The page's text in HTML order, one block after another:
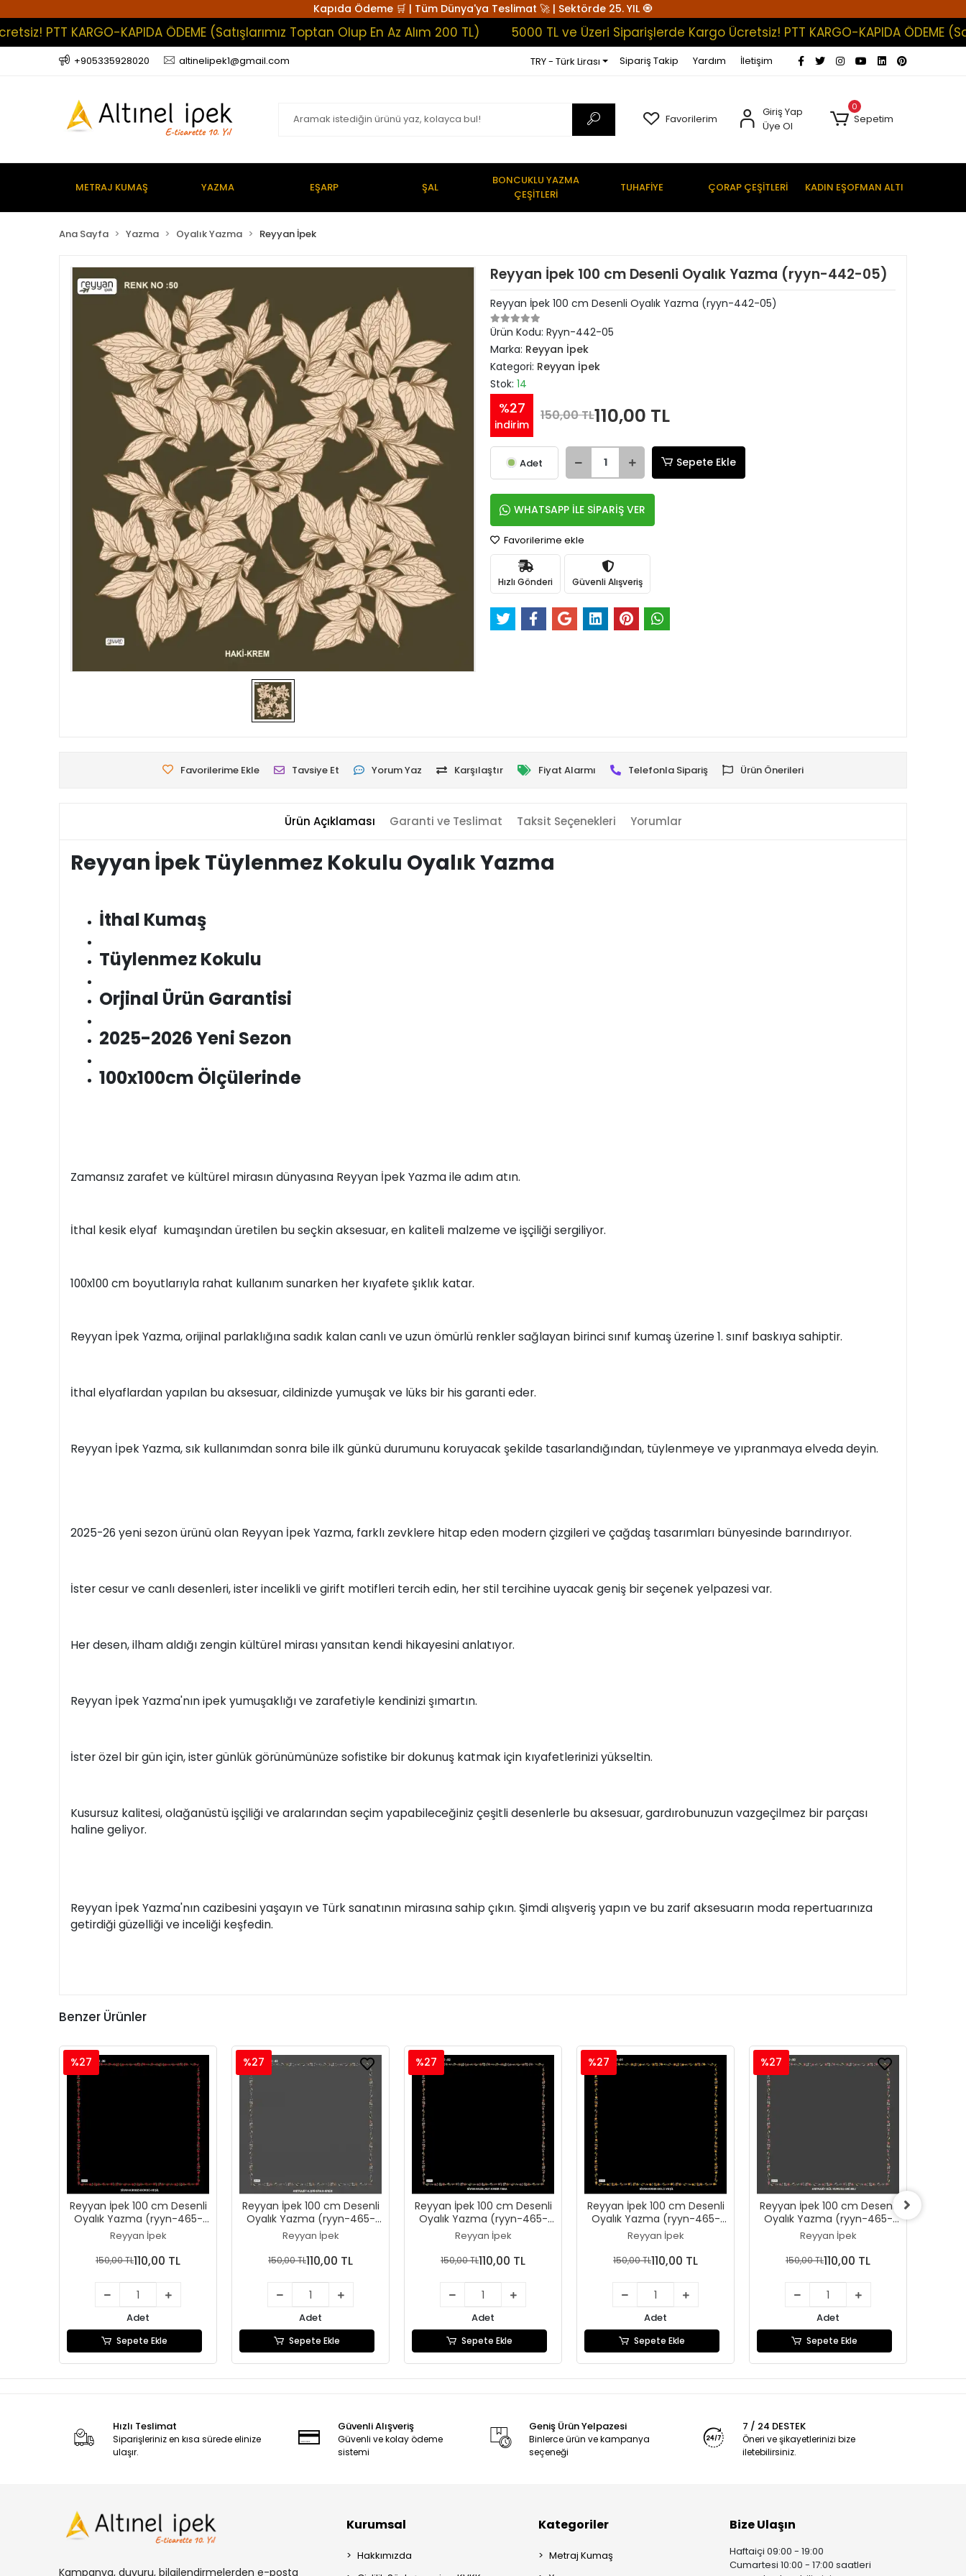
Kapıda Ödeme 🛒 | Tüm Dünya'ya Teslimat 🚀 | Sektörde 25. YIL 🧿
KARGO-KAPIDA ÖDEME (Satışlarımız Toptan Olup En Az Alım 200 TL) 5000 TL ve Üzeri Siparişlerde Kargo Ücretsiz! PTT KARGO-KAPIDA ÖDEME
+905335928020 altinelipek1@gmail.com TRY - Türk Lirası Sipariş Takip Yardım İletişim
Favorilerim
Giriş Yap
Üye Ol
0
Sepetim
METRAJ KUMAŞ YAZMA EŞARP ŞAL
BONCUKLU YAZMA
ÇEŞİTLERİ
TUHAFİYE ÇORAP ÇEŞİTLERİ KADIN EŞOFMAN ALTI
Ana Sayfa Yazma Oyalık Yazma Reyyan İpek
Reyyan İpek 100 cm Desenli Oyalık Yazma (ryyn-442-05)
Reyyan İpek 100 cm Desenli Oyalık Yazma (ryyn-442-05)
Ürün Kodu: Ryyn-442-05
Marka: Reyyan İpek
Kategori: Reyyan İpek
Stok: 14
%27
indirim
150,00 TL110,00 TL
Adet Sepete Ekle
WHATSAPP İLE SİPARİŞ VER
Favorilerime ekle
Hızlı Gönderi Güvenli Alışveriş
Favorilerime Ekle Tavsiye Et Yorum Yaz Karşılaştır Fiyat Alarmı Telefonla Sipariş Ürün Önerileri
Ürün Açıklaması Garanti ve Teslimat Taksit Seçenekleri Yorumlar
Reyyan İpek Tüylenmez Kokulu Oyalık Yazma
İthal Kumaş
Tüylenmez Kokulu
Orjinal Ürün Garantisi
2025-2026 Yeni Sezon
100x100cm Ölçülerinde
Zamansız zarafet ve kültürel mirasın dünyasına Reyyan İpek Yazma ile adım atın.
İthal kesik elyaf kumaşından üretilen bu seçkin aksesuar, en kaliteli malzeme ve işçiliği sergiliyor.
100x100 cm boyutlarıyla rahat kullanım sunarken her kıyafete şıklık katar.
Reyyan İpek Yazma, orijinal parlaklığına sadık kalan canlı ve uzun ömürlü renkler sağlayan birinci sınıf kumaş üzerine 1. sınıf baskıya sahiptir.
İthal elyaflardan yapılan bu aksesuar, cildinizde yumuşak ve lüks bir his garanti eder.
Reyyan İpek Yazma, sık kullanımdan sonra bile ilk günkü durumunu koruyacak şekilde tasarlandığından, tüylenmeye ve yıpranmaya elveda deyin.
2025-26 yeni sezon ürünü olan Reyyan İpek Yazma, farklı zevklere hitap eden modern çizgileri ve çağdaş tasarımları bünyesinde barındırıyor.
İster cesur ve canlı desenleri, ister incelikli ve girift motifleri tercih edin, her stil tercihine uyacak geniş bir seçenek yelpazesi var.
Her desen, ilham aldığı zengin kültürel mirası yansıtan kendi hikayesini anlatıyor.
Reyyan İpek Yazma'nın ipek yumuşaklığı ve zarafetiyle kendinizi şımartın.
İster özel bir gün için, ister günlük görünümünüze sofistike bir dokunuş katmak için kıyafetlerinizi yükseltin.
Kusursuz kalitesi, olağanüstü işçiliği ve aralarından seçim yapabileceğiniz çeşitli desenlerle bu aksesuar, gardırobunuzun vazgeçilmez bir parçası
haline geliyor.
Reyyan İpek Yazma'nın cazibesini yaşayın ve Türk sanatının mirasına sahip çıkın. Şimdi alışveriş yapın ve bu zarif aksesuarın moda repertuarınıza
getirdiği güzelliği ve inceliği keşfedin.
Benzer Ürünler
Reyyan İpek 100 cm Desenli
Oyalık Yazma (ryyn-465-
27)
Reyyan İpek
%27
150,00 TL110,00 TL
Adet
Sepete Ekle
Reyyan İpek 100 cm Desenli
Oyalık Yazma (ryyn-465-
26)
Reyyan İpek
%27
150,00 TL110,00 TL
Adet
Sepete Ekle
Reyyan İpek 100 cm Desenli
Oyalık Yazma (ryyn-465-
25)
Reyyan İpek
%27
150,00 TL110,00 TL
Adet
Sepete Ekle
Reyyan İpek 100 cm Desenli
Oyalık Yazma (ryyn-465-
24)
Reyyan İpek
%27
150,00 TL110,00 TL
Adet
Sepete Ekle
Reyyan İpek 100 cm Desenli
Oyalık Yazma (ryyn-465-
23)
Reyyan İpek
%27
150,00 TL110,00 TL
Adet
Sepete Ekle
Hızlı Teslimat
Siparişleriniz en kısa sürede elinize
ulaşır.
Güvenli Alışveriş
Güvenli ve kolay ödeme
sistemi
Geniş Ürün Yelpazesi
Binlerce ürün ve kampanya
seçeneği
7 / 24 DESTEK
Öneri ve şikayetlerinizi bize
iletebilirsiniz.
Kampanya, duyuru, bilgilendirmelerden e-posta
Kurumsal
Hakkımızda
Kategoriler
Metraj Kumaş
Bize Ulaşın
Haftaiçi 09:00 - 19:00
Cumartesi 10:00 - 17:00 saatleri